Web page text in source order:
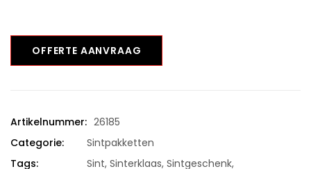
OFFERTE AANVRAAG
Artikelnummer: 26185
Categorie:
Sintpakketten
Tags:
Sint, Sinterklaas, Sintgeschenk,